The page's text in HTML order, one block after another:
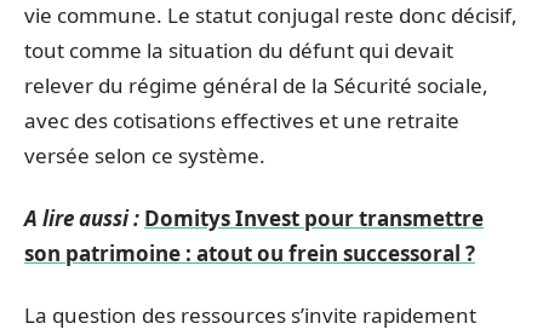
vie commune. Le statut conjugal reste donc décisif,
tout comme la situation du défunt qui devait
relever du régime général de la Sécurité sociale,
avec des cotisations effectives et une retraite
versée selon ce système.
A lire aussi : Domitys Invest pour transmettre
son patrimoine : atout ou frein successoral ?
La question des ressources s’invite rapidement